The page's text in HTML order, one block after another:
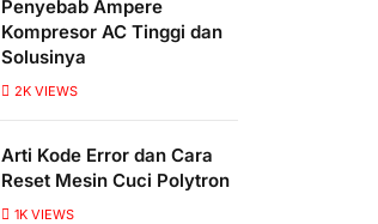
Penyebab Ampere
Kompresor AC Tinggi dan
Solusinya
2K VIEWS
Arti Kode Error dan Cara
Reset Mesin Cuci Polytron
1K VIEWS